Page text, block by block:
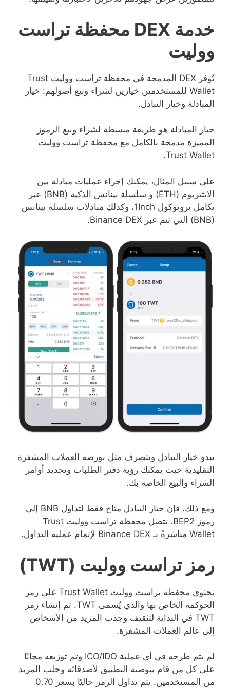
خدمة DEX محفظة تراست
ووليت
تُوفر DEX المدمجة في محفظة تراست ووليت Trust
Wallet للمستخدمين خيارين لشراء وبيع أصولهم: خيار
المبادلة وخيار التبادل.
خيار المبادلة هو طريقة مبسطة لشراء وبيع الرموز
المميزة مدمجة بالكامل مع محفظة تراست ووليت
Trust Wallet.
على سبيل المثال، يمكنك إجراء عمليات مبادلة بين
الايثيريوم (ETH) و سلسلة بينانس الذكية (BNB) عبر
تكامل بروتوكول 1Inch، وكذلك مبادلات سلسلة بينانس
(BNB) التي تتم عبر Binance DEX.
يبدو خيار التبادل ويتصرف مثل بورصة العملات المشفرة
التقليدية حيث يمكنك رؤية دفتر الطلبات وتحديد أوامر
الشراء والبيع الخاصة بك.
ومع ذلك، فإن خيار التبادل متاح فقط لتداول BNB إلى
رموز BEP2. تتصل محفظة تراست ووليت Trust
Wallet مباشرةً بـ Binance DEX لإتمام عملية التداول.
رمز تراست ووليت (TWT)
تحتوي محفظة تراست ووليت Trust Wallet على رمز
الحوكمة الخاص بها والذي يُسمى TWT. تم إنشاء رمز
TWT في البداية لتثقيف وجذب المزيد من الأشخاص
إلى عالم العملات المشفرة.
لم يتم طرحه في أي عملية ICO/IDO وتم توزيعه مجانًا
على كل من قام بتوصية التطبيق لأصدقائه وجلب المزيد
من المستخدمين. يتم تداول الرمز حاليًا بسعر 0.70